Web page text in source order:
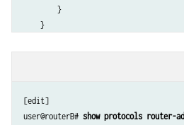
        }
    }
            address 2001:db8:1:4::1/64;
        }
[edit]
user@routerB# show protocols router-